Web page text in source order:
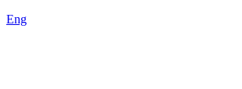
Eng